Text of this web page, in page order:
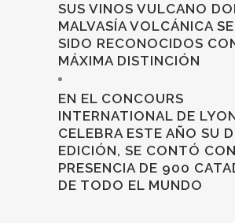
SUS VINOS VULCANO
MALVASÍA VOLCÁNICA
SIDO RECONOCIDOS
MÁXIMA DISTINCIÓN
EN EL CONCOURS
INTERNATIONAL DE
CELEBRA ESTE AÑO SU
EDICIÓN, SE CONTÓ
PRESENCIA DE 900
DE TODO EL MUNDO